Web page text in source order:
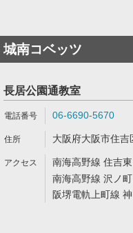
城南コベッツ
長居公園通教室
06-6690-5670
大阪府大阪市住
南海高野線 住吉
南海高野線 沢ノ
阪堺電軌上町線